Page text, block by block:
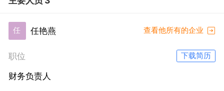
任 任艳燕 查看他所有的企业
职位 下载简历
财务负责人